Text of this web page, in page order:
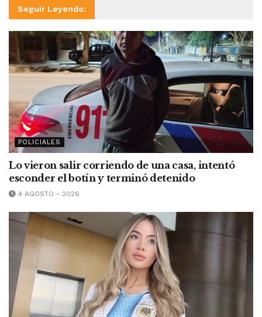
Seguir Leyendo:
POLICIALES
Lo vieron salir corriendo de una casa, intentó
esconder el botín y terminó detenido
4 AGOSTO - 2026